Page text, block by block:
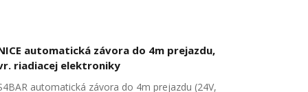
automatická závora do 4m prejazdu,
riadiacej elektroniky
automatická závora do 4m prejazdu (24V,